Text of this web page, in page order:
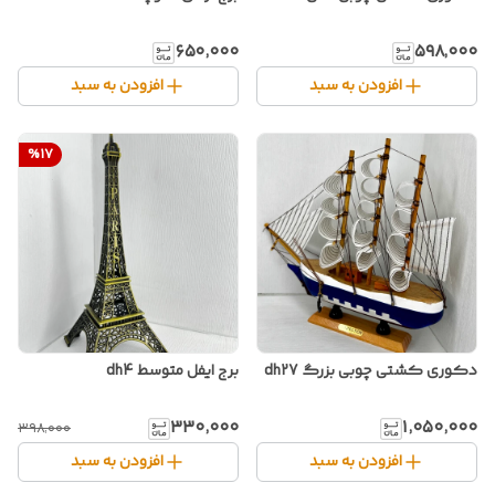
۵۹۸٬۰۰۰
افزودن به سبد
۶۵۰٬۰۰۰
افزودن به سبد
دکوری کشتی چوبی بزرگ dh27
۱٬۰۵۰٬۰۰۰
افزودن به سبد
%17
برج ایفل متوسط dh4
۳۳۰٬۰۰۰ ۳۹۸٬۰۰۰
افزودن به سبد